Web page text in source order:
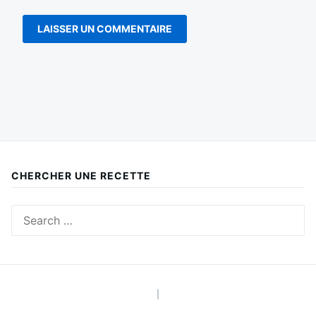
CHERCHER UNE RECETTE
for: